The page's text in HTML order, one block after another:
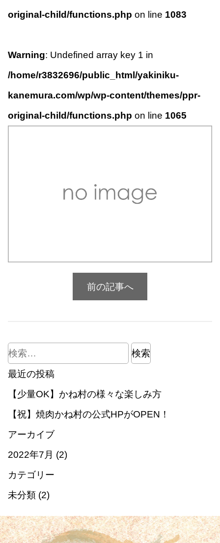
original-child/functions.php on line 1083
Warning: Undefined array key 1 in
/home/r3832696/public_html/yakiniku-
kanemura.com/wp/wp-content/themes/ppr-
original-child/functions.php on line 1065
前の記事へ
検
索:
最近の投稿
【少量OK】かね村の様々な楽しみ方
【祝】焼肉かね村の公式HPがOPEN！
アーカイブ
2022年7月 (2)
カテゴリー
未分類(2)